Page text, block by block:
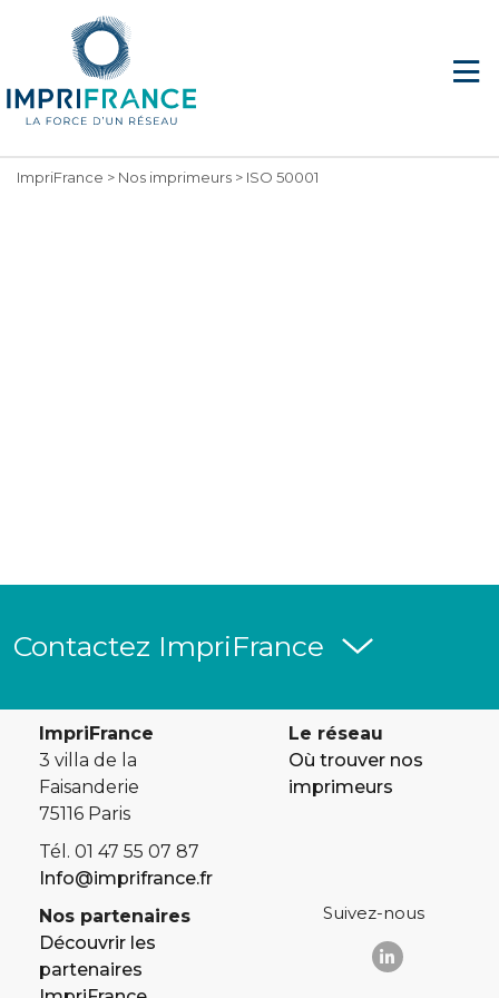
ImpriFrance > Nos imprimeurs > ISO 50001
Contactez ImpriFrance
ImpriFrance
3 villa de la
Faisanderie
75116 Paris
Tél. 01 47 55 07 87
Info@imprifrance.fr
Le réseau
Où trouver nos
imprimeurs
Nos partenaires
Découvrir les
partenaires
Suivez-nous